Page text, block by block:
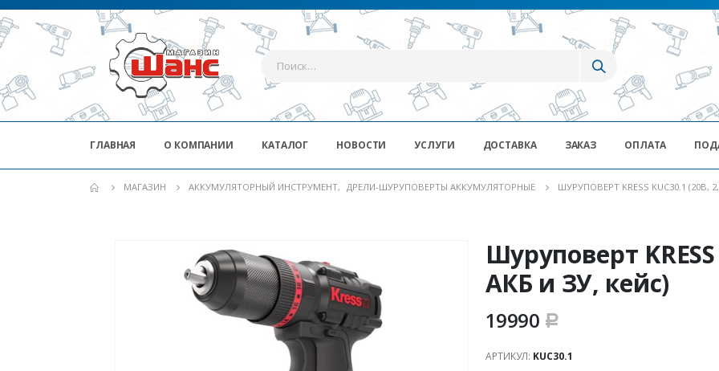
ГЛАВНАЯ О КОМПАНИИ КАТАЛОГ НОВОСТИ УСЛУГИ ДОСТАВКА ЗАКАЗ ОПЛАТА
МАГАЗИН АККУМУЛЯТОРНЫЙ ИНСТРУМЕНТ, ДРЕЛИ-ШУРУПОВЕРТЫ АККУМУЛЯТОРНЫЕ ШУРУПОВЕРТ KRESS KUC30.1 (20В,
Шуруповерт
АКБ и ЗУ, кейс)
19990 Р
АРТИКУЛ: KUC30.1